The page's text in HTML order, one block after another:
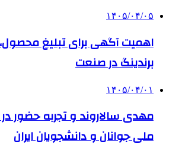
۱۴۰۵/۰۴/۰۵
اهمیت آگهی برای تبلیغ
برندینگ در صنعت
۱۴۰۵/۰۴/۰۱
مهدی سالاروند و تجربه حضور
ملی جوانان و دانشجویان ایران